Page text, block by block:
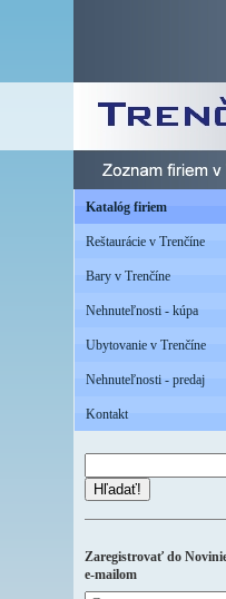
Katalóg firiem
Reštaurácie v Trenčíne
Bary v Trenčíne
Nehnuteľnosti - kúpa
Ubytovanie v Trenčíne
Nehnuteľnosti - predaj
Kontakt
Hľadať!
Zaregistrovať do
e-mailom